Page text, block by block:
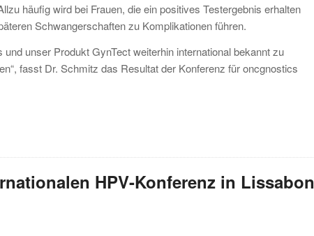
häufig wird bei Frauen, die ein positives Testergebnis erhalten
Schwangerschaften zu Komplikationen führen.
unser Produkt GynTect weiterhin international bekannt zu
fasst Dr. Schmitz das Resultat der Konferenz für oncgnostics
HPV-Konferenz in Lissabon